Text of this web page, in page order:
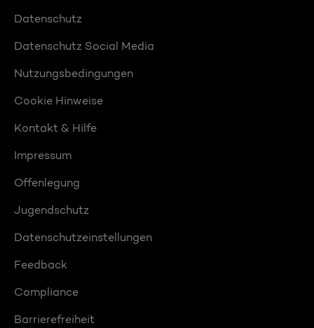
Datenschutz
Datenschutz Social Media
Nutzungsbedingungen
Cookie Hinweise
Kontakt & Hilfe
Impressum
Offenlegung
Jugendschutz
Datenschutzeinstellungen
Feedback
Compliance
Barrierefreiheit